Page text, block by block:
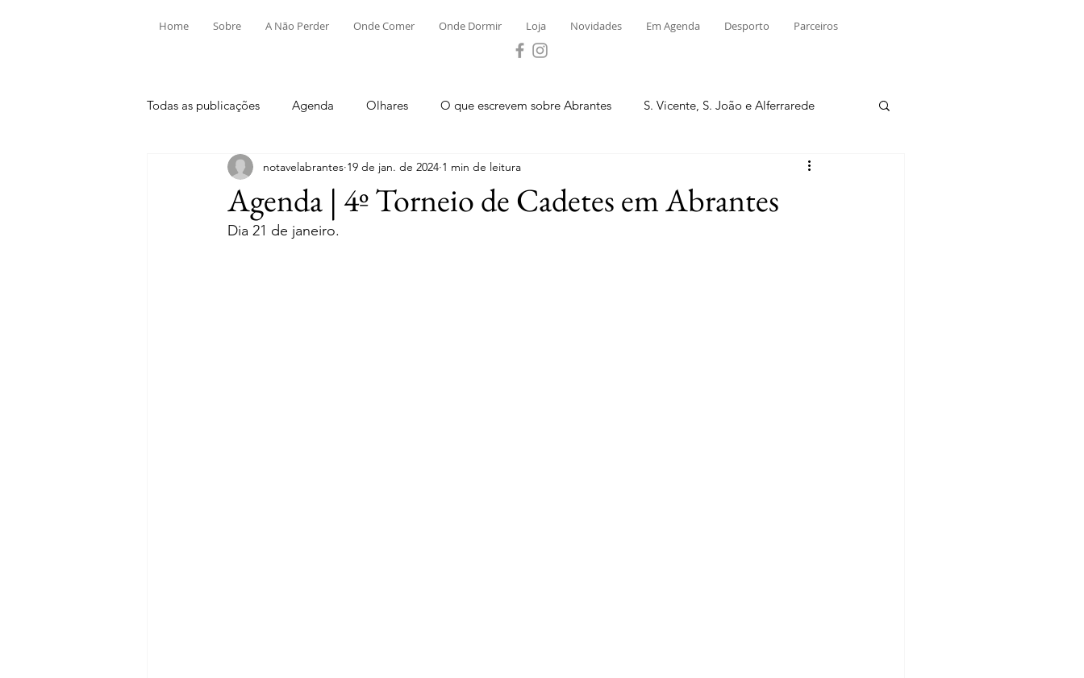
Home Sobre A Não Perder Onde Comer Onde Dormir Loja Novidades Em Agenda Desporto Parceiros
Todas as publicações Agenda Olhares O que escrevem sobre Abrantes S. Vicente, S. João e Alferrarede
Aldeia do Mato e Souto Alvega e Concavada Bemposta
Mouriscas Pego Rio de Moinhos
Agenda | 4º Torneio de Cadetes em Abrantes
notavelabrantes 19 de jan. de 2024 1 min de leitura
Dia 21 de janeiro.